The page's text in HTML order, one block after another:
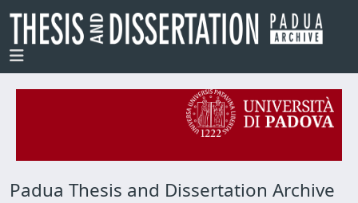
Padua Thesis and Dissertation Archive